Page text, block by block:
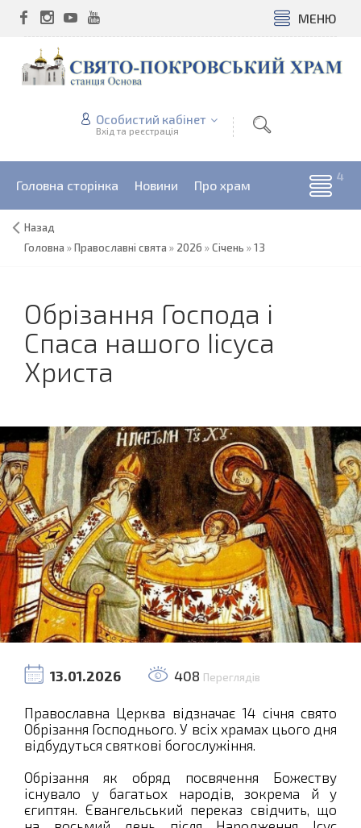
МЕНЮ
Особистий кабінет
Вхід та реєстрація
Головна сторінка Новини Про храм
Назад
Головна »Православні свята » 2026 »Січень »13
Обрізання Господа і
Спаса нашого Іісуса
Христа
13.01.2026 408 Переглядів
Православна Церква відзначає 14 січня свято
Обрізання Господнього. У всіх храмах цього дня
відбудуться святкові богослужіння.
Обрізання як обряд посвячення Божеству
існувало у багатьох народів, зокрема й у
єгиптян. Євангельський переказ свідчить, що